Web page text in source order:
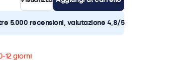
5.000 recensioni, valutazione 4,8/5
12 giorni